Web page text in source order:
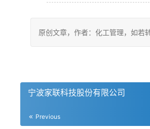
原创文章，作者：化工管理，如
宁波家联科技股份有限公司
Previous